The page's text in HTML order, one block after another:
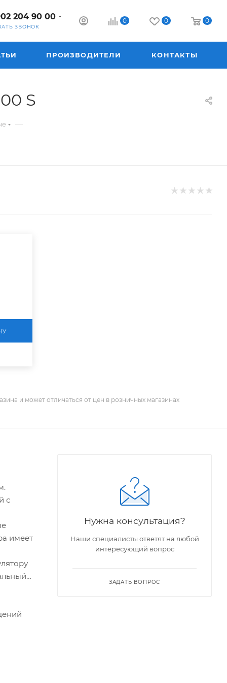
204 90 00
ЗВОНОК
0 0 0
ПРОИЗВОДИТЕЛИ КОНТАКТЫ
S
—
и может отличаться от цен в розничных магазинах
с
имеет
Нужна консультация?
Наши специалисты ответят на любой
интересующий вопрос
ЗАДАТЬ ВОПРОС